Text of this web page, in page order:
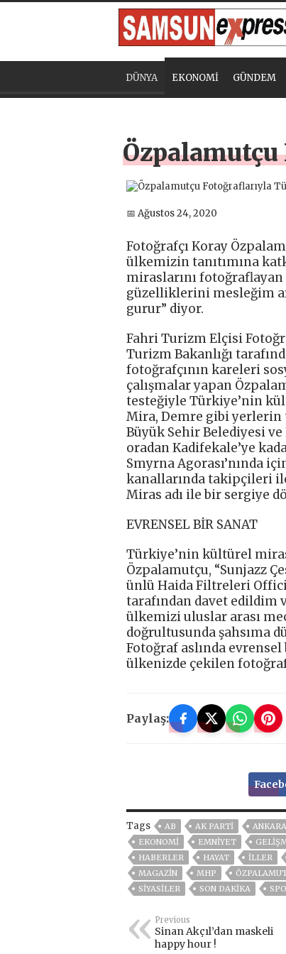
DÜNYA EKONOMİ GÜNDEM
📅 Ağustos 24, 2020
Fotoğrafçı Koray
ülkemizin tanıtımına
miraslarını
güzelliklerini mesleğim
gurur” diyor.
Fahri Turizm Elçisi
Turizm Bakanlığı
fotoğrafçının kareleri
çalışmalar yapan
testeğiyle Türkiye’nin
Mira, Demre gibi yerlerin
Büyük Sehir Belediyesi
oradan Kadifekale’ye
Smyrna Agorası’nında
kanallarında takipçileri
Miras adı ile bir sergiye
EVRENSEL BİR SANAT
Türkiye’nin kültürel
Özpalamutçu, “Sunjazz
ünlü Haida Filtreleri
tarafından davet edildim
ülkemizi uluslar arası
doğrultusunda şahsıma
Fotoğraf aslında
ülkenizde çekilen
Paylaş:
Tags AB AK PARTİ ANKARA
EKONOMİ
EMNİYET
HABERLER
HAYAT İLLER
MAGAZİN
MHP
SİYASİLER
SON DAKIKA
Previous
Sinan Akçıl’dan maskeli
happy hour !